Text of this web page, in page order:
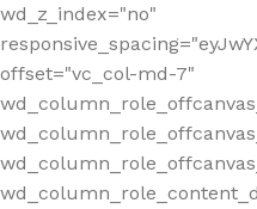
wd_z_index="no"
offset="vc_col-md-7"